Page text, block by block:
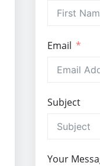
Email
Subject
Your